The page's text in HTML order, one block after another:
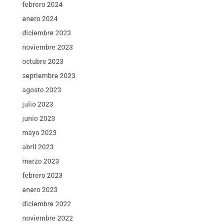
febrero 2024
enero 2024
diciembre 2023
noviembre 2023
octubre 2023
septiembre 2023
agosto 2023
julio 2023
junio 2023
mayo 2023
abril 2023
marzo 2023
febrero 2023
enero 2023
diciembre 2022
noviembre 2022